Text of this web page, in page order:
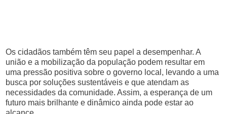
Os cidadãos também têm seu papel a desempenhar. A
união e a mobilização da população podem resultar em
uma pressão positiva sobre o governo local, levando a uma
busca por soluções sustentáveis e que atendam as
necessidades da comunidade. Assim, a esperança de um
futuro mais brilhante e dinâmico ainda pode estar ao